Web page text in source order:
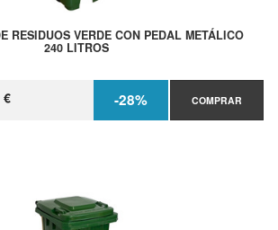
RESIDUOS VERDE CON PEDAL METÁLICO
240 LITROS
€ -28% COMPRAR